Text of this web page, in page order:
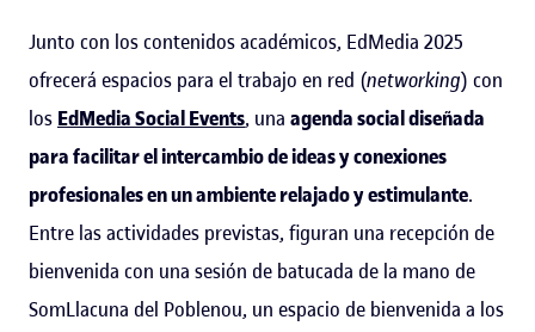
Junto con los contenidos académicos, EdMedia 2025
ofrecerá espacios para el trabajo en red (networking) con
los EdMedia Social Events, una agenda social diseñada
para facilitar el intercambio de ideas y conexiones
profesionales en un ambiente relajado y estimulante.
Entre las actividades previstas, figuran una recepción de
bienvenida con una sesión de batucada de la mano de
SomLlacuna del Poblenou, un espacio de bienvenida a los